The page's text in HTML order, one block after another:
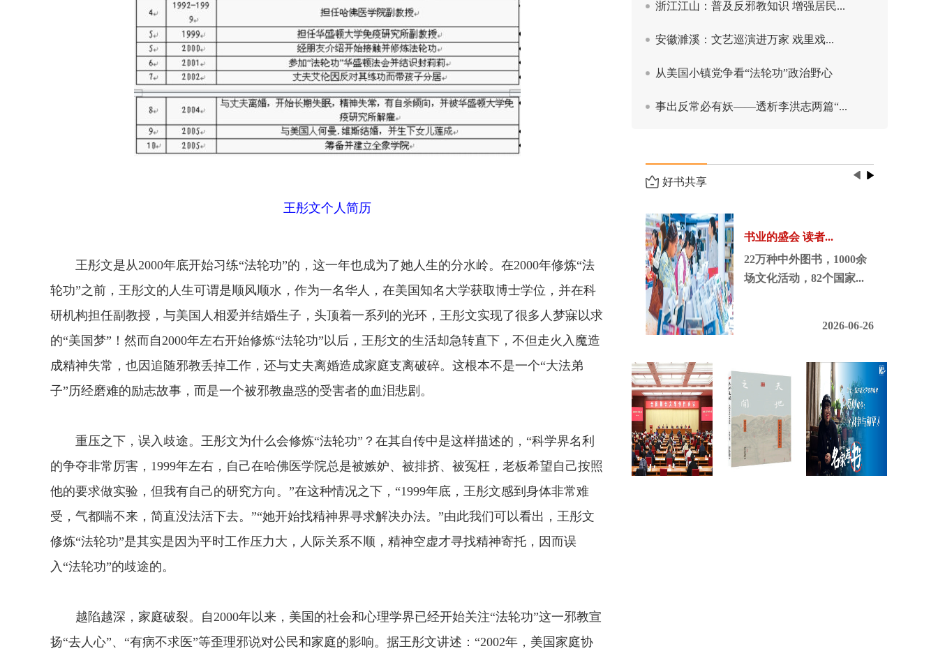
王彤文个人简历
王彤文是从2000年底开始习练“法轮功”的，这一年也成为了她人生的分水岭。在2000年修炼“法
轮功”之前，王彤文的人生可谓是顺风顺水，作为一名华人，在美国知名大学获取博士学位，并在科
研机构担任副教授，与美国人相爱并结婚生子，头顶着一系列的光环，王彤文实现了很多人梦寐以求
的“美国梦”！然而自2000年左右开始修炼“法轮功”以后，王彤文的生活却急转直下，不但走火入魔造
成精神失常，也因追随邪教丢掉工作，还与丈夫离婚造成家庭支离破碎。这根本不是一个“大法弟
子”历经磨难的励志故事，而是一个被邪教蛊惑的受害者的血泪悲剧。
重压之下，误入歧途。王彤文为什么会修炼“法轮功”？在其自传中是这样描述的，“科学界名利
的争夺非常厉害，1999年左右，自己在哈佛医学院总是被嫉妒、被排挤、被冤枉，老板希望自己按照
他的要求做实验，但我有自己的研究方向。”在这种情况之下，“1999年底，王彤文感到身体非常难
受，气都喘不来，简直没法活下去。”“她开始找精神界寻求解决办法。”由此我们可以看出，王彤文
修炼“法轮功”是其实是因为平时工作压力大，人际关系不顺，精神空虚才寻找精神寄托，因而误
入“法轮功”的歧途的。
越陷越深，家庭破裂。自2000年以来，美国的社会和心理学界已经开始关注“法轮功”这一邪教宣
扬“去人心”、“有病不求医”等歪理邪说对公民和家庭的影响。据王彤文讲述：“2002年，美国家庭协